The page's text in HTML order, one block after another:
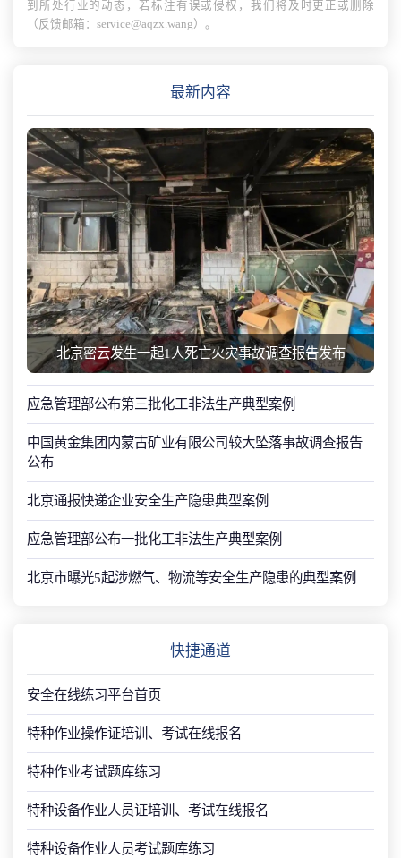
到所处行业的动态，若标注有误或侵权，我们将及时更正或删除
（反馈邮箱：service@aqzx.wang）。
最新内容
北京密云发生一起1人死亡火灾事故调查报告发布
应急管理部公布第三批化工非法生产典型案例
中国黄金集团内蒙古矿业有限公司较大坠落事故调查报告
公布
北京通报快递企业安全生产隐患典型案例
应急管理部公布一批化工非法生产典型案例
北京市曝光5起涉燃气、物流等安全生产隐患的典型案例
快捷通道
安全在线练习平台首页
特种作业操作证培训、考试在线报名
特种作业考试题库练习
特种设备作业人员证培训、考试在线报名
特种设备作业人员考试题库练习